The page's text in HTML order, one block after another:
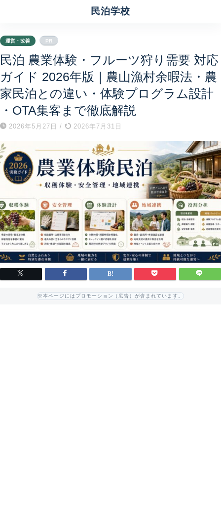
民泊学校
運営・改善 PR
民泊 農業体験・フルーツ狩り需要 対応
ガイド 2026年版｜農山漁村余暇法・農
家民泊との違い・体験プログラム設計
・OTA集客まで徹底解説
2026年5月27日 / 2026年7月31日
※本ページにはプロモーション（広告）が含まれています。